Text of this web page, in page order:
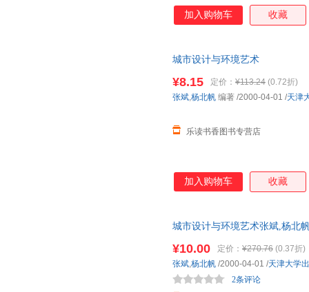
生过程中的逻辑与哲理，强调
计作为一种概念，能影响人的
加入购物车 收藏
城市设计与环境艺术
¥8.15 定价： ¥113.24 (0.72折)
乐读书香图书专营店
张斌,杨北帆 编著 /2000-04-01 /天津
加入购物车 收藏
城市设计与环境艺术张斌,杨北
换！】
¥10.00 定价： ¥270.76 (0.37折)
2条评论
张斌,杨北帆 /2000-04-01 /天津大学